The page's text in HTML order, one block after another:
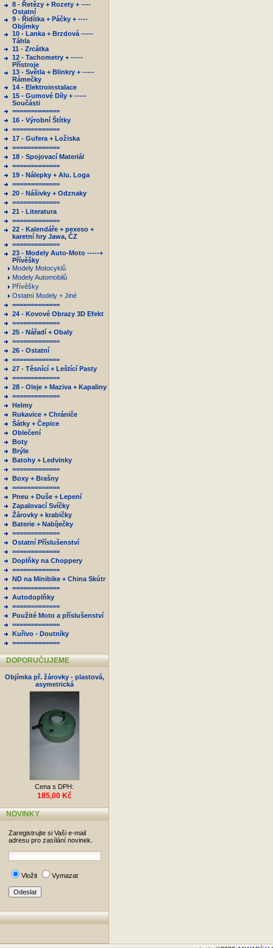
8 - Řetězy + Rozety + ----
Ostatní
9 - Řidítka + Páčky + ----
Objímky
10 - Lanka + Brzdová -----
Táhla
11 - Zrcátka
12 - Tachometry + -----
Přístroje
13 - Světla + Blinkry + -----
Rámečky
14 - Elektroinstalace
15 - Gumové Díly + -----
Součásti
=============
16 - Výrobní Štítky
=============
17 - Gufera + Ložiska
=============
18 - Spojovací Materiál
=============
19 - Nálepky + Alu. Loga
=============
20 - Nášivky + Odznaky
=============
21 - Literatura
=============
22 - Kalendáře + pexeso +
karetní hry Jawa, ČZ
=============
23 - Modely Auto-Moto -----+
Přívěšky
Modely Motocyklů
Modely Automobilů
Přívěšky
Ostatní Modely + Jiné
=============
24 - Kovové Obrazy 3D Efekt
=============
25 - Nářadí + Obaly
=============
26 - Ostatní
=============
27 - Těsnící + Leštící Pasty
=============
28 - Oleje + Maziva + Kapaliny
=============
Helmy
Rukavice + Chrániče
Šátky + Čepice
Oblečení
Boty
Brýle
Batohy + Ledvinky
=============
Boxy + Brašny
=============
Pneu + Duše + Lepení
Zapalovací Svíčky
Žárovky + krabičky
Baterie + Nabíječky
=============
Ostatní Příslušenství
=============
Doplňky na Choppery
=============
ND na Minibike + China Skútr
=============
Autodoplňky
=============
Použité Moto a příslušenství
=============
Kuřivo - Doutníky
=============
DOPORUČUJEME
Objímka př. žárovky - plastová,
asymetrická
Cena s DPH:
185,00 Kč
NOVINKY
Zaregistrujte si Vaši e-mail
adresu pro zasílání novinek.
Vložit Vymazat